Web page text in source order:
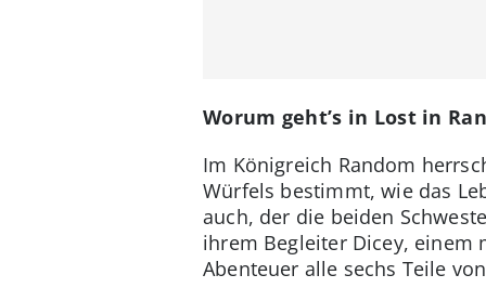
Worum geht’s in Lost in
Im Königreich Random
Würfels bestimmt, wie das
auch, der die beiden
ihrem Begleiter Dicey, einem
Abenteuer alle sechs Teile